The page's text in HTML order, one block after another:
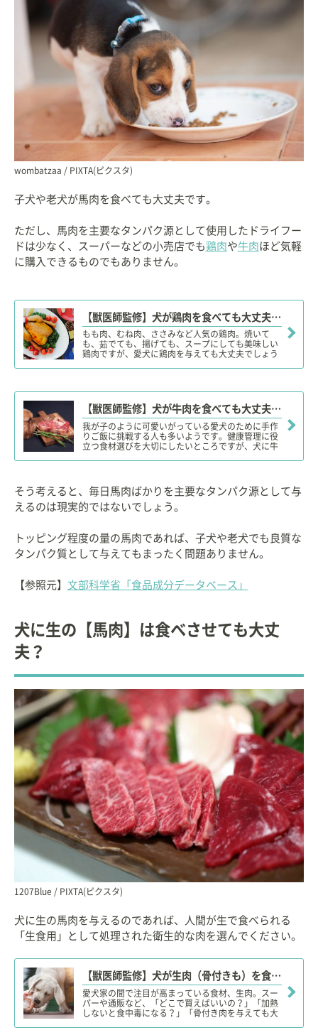
wombatzaa / PIXTA(ピクスタ)
子犬や老犬が馬肉を食べても大丈夫です。
ただし、馬肉を主要なタンパク源として使用したドライフー
ドは少なく、スーパーなどの小売店でも 鶏肉や牛肉ほど気軽
に購入できるものでもありません。
【獣医師監修】犬が鶏肉を食べても大丈夫？骨付き肉や生肉は？適量や注意点、アレルギーに注意！
もも肉、むね肉、ささみなど人気の鶏肉。焼いて
も、茹でても、揚げても、スープにしても美味しい
鶏肉ですが、愛犬に鶏肉を与えても大丈夫でしょう
について詳しく解説します。
【獣医師監修】犬が牛肉を食べても大丈夫？生肉は焼く？与えて良い部位やアレルギー、下痢など注意点！
我が子のように可愛いがっている愛犬のために手作
りご飯に挑戦する人も多いようです。健康管理に役
立つ食材選びを大切にしたいところですが、犬に牛
そう考えると、毎日馬肉ばかりを主要なタンパク源として与
えるのは現実的ではないでしょう。
トッピング程度の量の馬肉であれば、子犬や老犬でも良質な
タンパク質として与えてもまったく問題ありません。
【参照元】 文部科学省「食品成分データベース」
犬に生の【馬肉】は食べさせても大丈
夫？
1207Blue / PIXTA(ピクスタ)
犬に生の馬肉を与えるのであれば、人間が生で食べられる
「生食用」として処理された衛生的な肉を選んでください。
【獣医師監修】犬が生肉（骨付きも）を食べても大丈夫？凶暴になる？安全性やリスク、適量、購入場所は？
愛犬家の間で注目が高まっている食材、生肉。スー
パーや通販など、「どこで買えばいいの？」「加熱
しないと食中毒になる？」「骨付き肉を与えても大